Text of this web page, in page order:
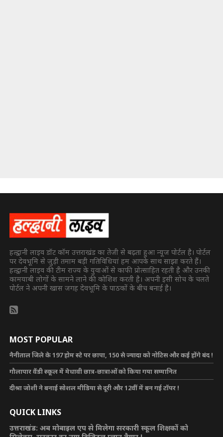
हल्द्वानी लाइव डॉट कॉम उत्तराखंड का तेजी से बढ़ता हुआ न्यूज पोर्टल है। पोर्टल
पर देवभूमि से जुड़ी तमाम बड़ी गतिविधियां हम आपके साथ साझा करते हैं।
हल्द्वानी लाइव की टीम राज्य के युवाओं से काफी प्रोत्साहित रहती है और उनकी
कामयाबी लोगों के सामने लाने की कोशिश करती है। अपनी इसी सोच के चलते
पोर्टल ने अपनी खास जगह देवभूमि के पाठकों के बीच बनाई है।
MOST POPULAR
नैनीताल जिले के 197 होम स्टे पर छापा, 150 से ज्यादा को नोटिस और कई होंगे बंद !
गौलापार वैंडी स्कूल में मेधावी छात्र-छात्राओं को किया गया सम्मानित
दीश्रा जोशी ने बनाई सोशल मीडिया से दूरी और 12वीं में बन गई टॉपर !
QUICK LINKS
उत्तराखंड: अब मोबाइल एप से मिलेगा सरकारी स्कूल शिक्षकों को